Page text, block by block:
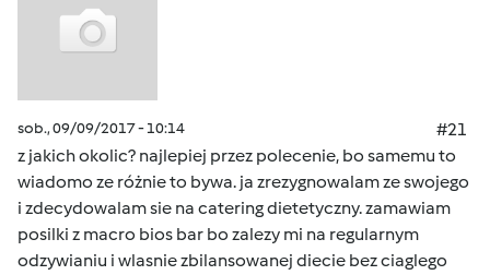
sob., 09/09/2017 - 10:14
#21
z jakich okolic? najlepiej przez polecenie, bo samemu to
wiadomo ze różnie to bywa. ja zrezygnowalam ze swojego
i zdecydowalam sie na catering dietetyczny. zamawiam
posilki z macro bios bar bo zalezy mi na regularnym
odzywianiu i wlasnie zbilansowanej diecie bez ciaglego